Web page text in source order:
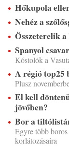
Hőkupola
Nehéz a
Összeterelik
Spanyol csavar
Kóstolók a
A régió top25
Plusz
El kell
jövőben?
Bor a
Egyre több
korlátozásaira